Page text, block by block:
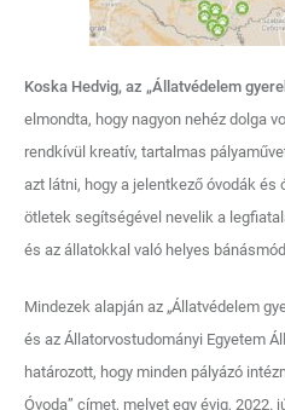
Koska Hedvig, az „Állatvédelem
elmondta, hogy nagyon nehéz dolga
rendkívül kreatív, tartalmas
azt látni, hogy a jelentkező óvodák
ötletek segítségével nevelik a
és az állatokkal való helyes
Mindezek alapján az „Állatvédelem
és az Állatorvostudományi Egyetem
határozott, hogy minden pályázó
Óvoda” címet, melyet egy évig, 2022.